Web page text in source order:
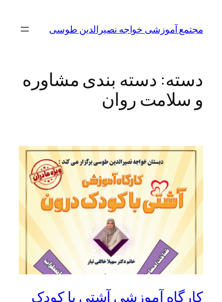
مجتمع آموزشی خواجه نصیرالدین طوسی
دسته: دسته بندی مشاوره
و سلامت روان
کارگاه آموزشی آشتی با کودک